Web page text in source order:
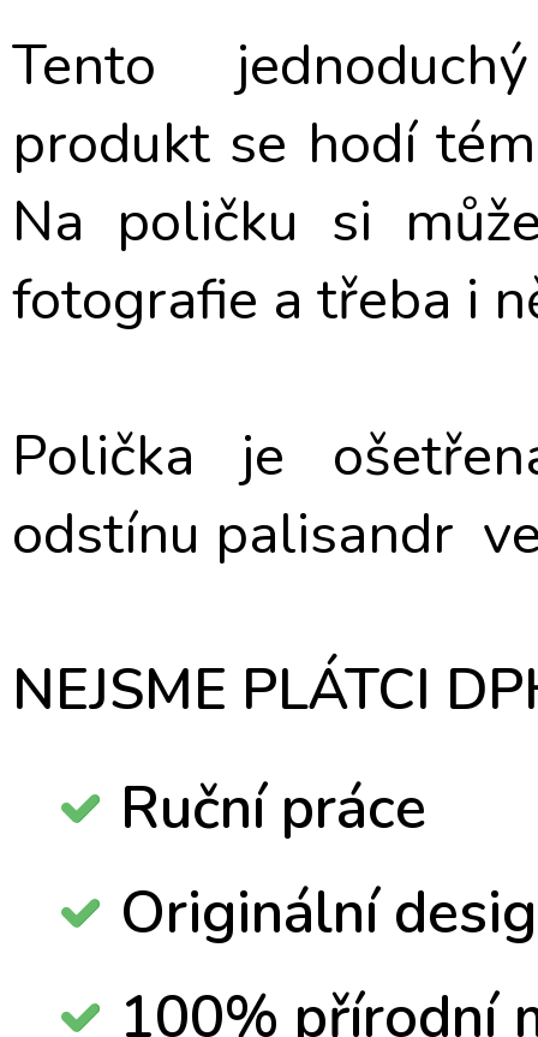
Tento
produkt se hodí
Na poličku si
fotografie a třeba i
Polička je
odstínu palisandr
NEJSME PLÁTCI
Ruční práce
Originální
100% přírodní